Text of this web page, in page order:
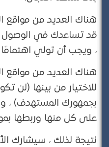
هناك العديد من مواقع
قد تساعدك في الوصول
، ويجب أن تولي اهتمامًا
هناك العديد من مواقع
للاختيار من بينها (لن
بجمهورك المستهدف) ،
على كل منها وربطها
نتيجة لذلك ، سيشارك